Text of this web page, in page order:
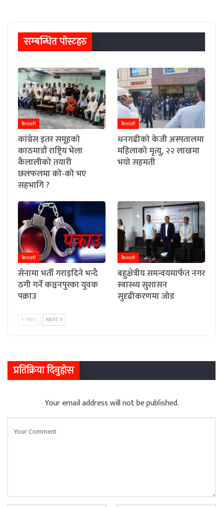
सम्बन्धित पाेस्टहरु
कैलाली
कांग्रेस इतर समूहको
काठमाडौं राष्ट्रिय भेला
कैलालीको तयारी
छलफलमा को-को भए
सहभागि ?
कैलाली
धनगढीको केजी अस्पतालमा
महिलाको मृत्यु, २२ लाखमा
भयो सहमती
कैलाली
सेनामा भर्ती गराइदिने भन्दै
ठगी गर्ने कञ्चनपुरका युवक
पक्राउ
कैलाली
बहुक्षेत्रीय समन्वयमार्फत नगर
स्वास्थ्य सुशासन
सुदृढीकरणमा जोड
PREV NEXT
प्रतिक्रिया दिनुहोस
Your email address will not be published.